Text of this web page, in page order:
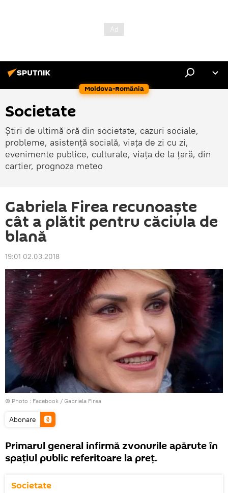
Moldova-România
Societate
Știri de ultimă oră din societate, cazuri sociale,
probleme, asistență socială, viața de zi cu zi,
evenimente publice, culturale, viața de la țară, din
cartier, prognoza meteo
Gabriela Firea recunoaşte
cât a plătit pentru căciula de
blană
19:01 02.03.2018
© Photo : Facebook / Gabriela Firea
Abonare
Primarul general infirmă zvonurile apărute în
spaţiul public referitoare la preţ.
Societate